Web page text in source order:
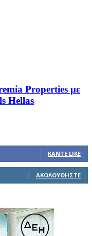
Properties με
Hellas
ΚΆΝΤΕ LIKE
ΑΚΟΛΟΥΘΉΣΤΕ